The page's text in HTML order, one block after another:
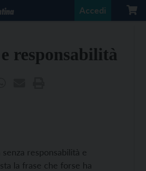
Accedi
responsabilità
senza responsabilità e
la frase che forse ha